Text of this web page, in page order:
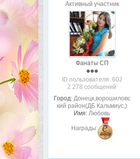
Активный участник
Фанаты СП
ID пользователя: 602
2 278 сообщений
Город: Донецк,ворошиловс
кий район(ДБ Кальмиус,)
Имя: Любовь
Награды: